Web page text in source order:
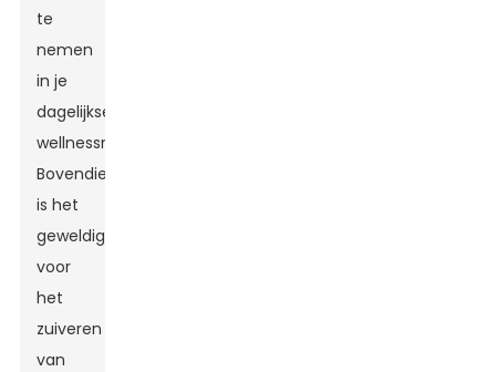
te
nemen
in je
dagelijkse
wellnessroutine!
Bovendien
is het
geweldig
voor
het
zuiveren
van